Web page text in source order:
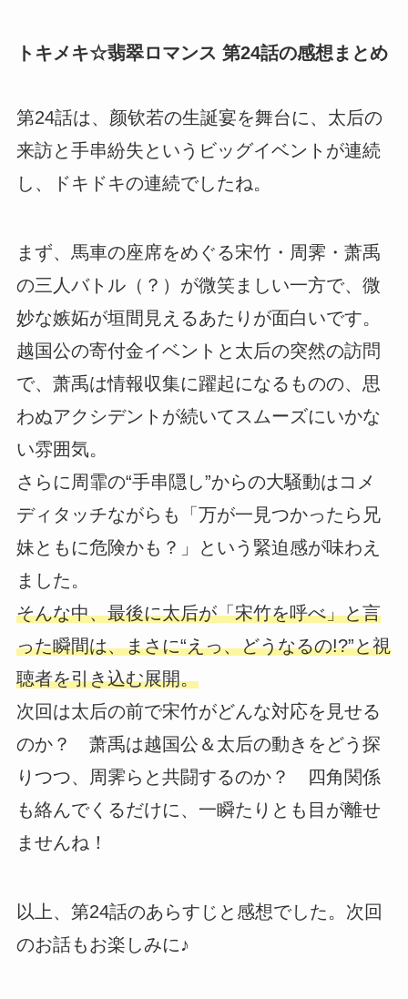
トキメキ☆翡翠ロマンス 第24話の感想まとめ
第24話は、颜钦若の生誕宴を舞台に、太后の
来訪と手串紛失というビッグイベントが連続
し、ドキドキの連続でしたね。
まず、馬車の座席をめぐる宋竹・周霁・萧禹
の三人バトル（？）が微笑ましい一方で、微
妙な嫉妬が垣間見えるあたりが面白いです。
越国公の寄付金イベントと太后の突然の訪問
で、萧禹は情報収集に躍起になるものの、思
わぬアクシデントが続いてスムーズにいかな
い雰囲気。
さらに周霏の“手串隠し”からの大騒動はコメ
ディタッチながらも「万が一見つかったら兄
妹ともに危険かも？」という緊迫感が味わえ
ました。
そんな中、最後に太后が「宋竹を呼べ」と言
った瞬間は、まさに“えっ、どうなるの!?”と視
聴者を引き込む展開。
次回は太后の前で宋竹がどんな対応を見せる
のか？ 萧禹は越国公＆太后の動きをどう探
りつつ、周霁らと共闘するのか？ 四角関係
も絡んでくるだけに、一瞬たりとも目が離せ
ませんね！
以上、第24話のあらすじと感想でした。次回
のお話もお楽しみに♪